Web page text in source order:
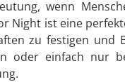
wenn
Night ist eine
zu festigen und
oder einfach nur